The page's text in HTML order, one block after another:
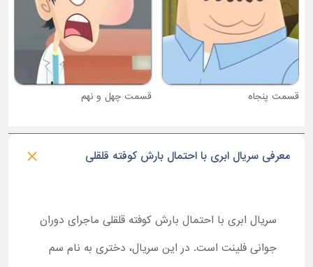
قسمت چهل و نهم
معرفی سریال ابری با احتمال بارش کوفته قلقلی
سریال ابری با احتمال بارش کوفته قلقلی ماجرای دوران
جوانی فلینت است. در این سریال، دختری به نام سم